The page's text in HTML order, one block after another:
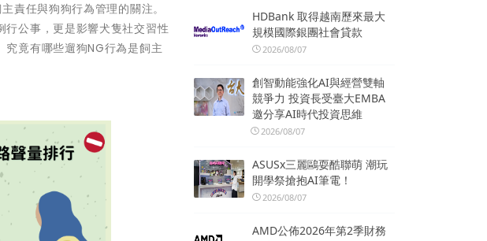
責任與狗狗行為管理的關注。
行公事，更是影響犬隻社交習性
究竟有哪些遛狗NG行為是飼主
HDBank 取得越南歷來最大
規模國際銀團社會貸款
2026/08/07
創智動能強化AI與經營雙軸
競爭力 投資長受臺大EMBA
邀分享AI時代投資思維
2026/08/07
ASUSx三麗鷗耍酷聯萌 潮玩
開學祭搶抱AI筆電！
2026/08/07
AMD公佈2026年第2季財務